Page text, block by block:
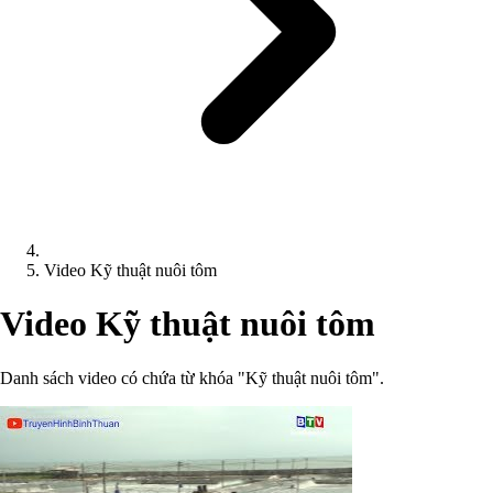
Video Kỹ thuật nuôi tôm
Video Kỹ thuật nuôi tôm
Danh sách video có chứa từ khóa "Kỹ thuật nuôi tôm".